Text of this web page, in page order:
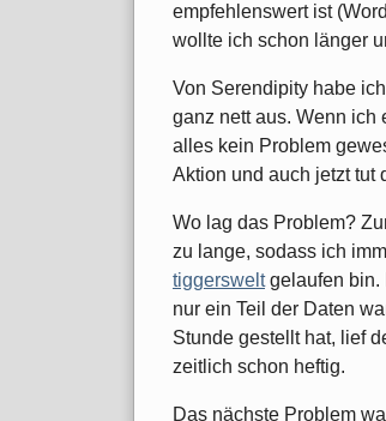
empfehlenswert ist
wollte ich schon länger
Von Serendipity habe
ganz nett aus. Wenn ich
alles kein Problem
Aktion und auch jetzt tut
Wo lag das Problem?
zu lange, sodass ich
tiggersweltgelaufen bin.
nur ein Teil der Daten
Stunde gestellt hat, lief
zeitlich schon heftig.
Das nächste Problem